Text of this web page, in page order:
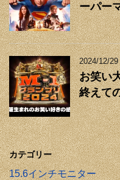
ーパー
2024/12/29
お笑い
終えて
カテゴリー
15.6インチモニター